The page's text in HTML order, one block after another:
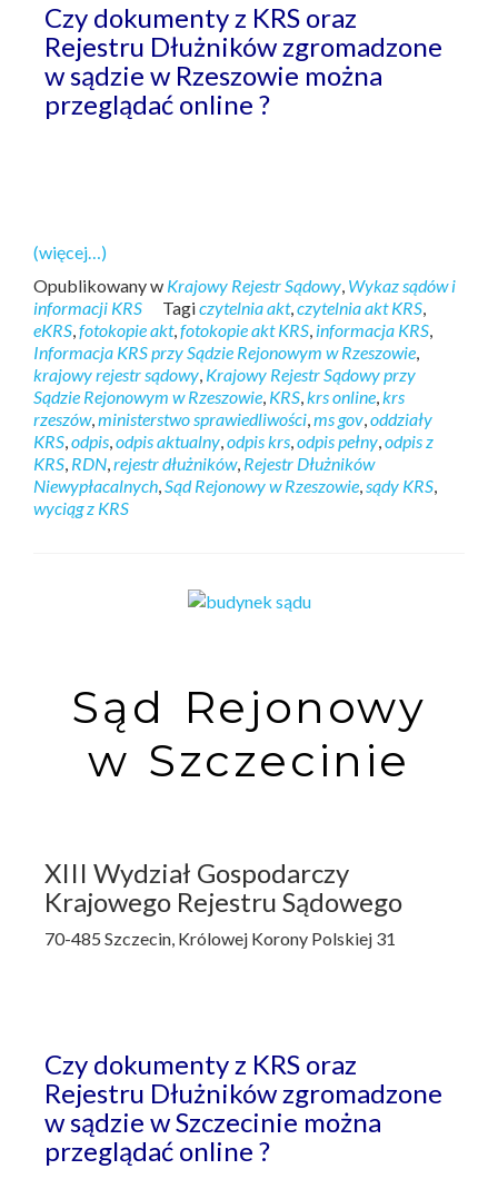
Czy dokumenty z KRS oraz
Rejestru Dłużników zgromadzone
w sądzie w Rzeszowie można
przeglądać online ?
(więcej…)
Opublikowany w Krajowy Rejestr Sądowy, Wykaz sądów i
informacji KRS
Tagiczytelnia akt,czytelnia akt KRS,
eKRS,fotokopie akt,fotokopie akt KRS, informacja KRS,
Informacja KRS przy Sądzie Rejonowym w Rzeszowie,
krajowy rejestr sądowy, Krajowy Rejestr Sądowy przy
Sądzie Rejonowym w Rzeszowie, KRS,krs online,krs
rzeszów,ministerstwo sprawiedliwości,ms gov,oddziały
KRS,odpis,odpis aktualny,odpis krs,odpis pełny,odpis z
KRS, RDN,rejestr dłużników, Rejestr Dłużników
Niewypłacalnych,Sąd Rejonowy w Rzeszowie,sądy KRS,
wyciąg z KRS
Sąd Rejonowy
w Szczecinie
XIII Wydział Gospodarczy
Krajowego Rejestru Sądowego
70-485 Szczecin, Królowej Korony Polskiej 31
Czy dokumenty z KRS oraz
Rejestru Dłużników zgromadzone
w sądzie w Szczecinie można
przeglądać online ?